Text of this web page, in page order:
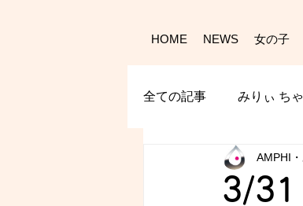
HOME NEWS 女の子
全ての記事 みりぃ ち
3/31
AMPHI